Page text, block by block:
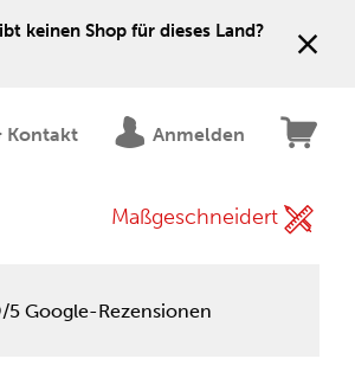
keinen Shop für dieses Land?
Kontakt Anmelden
Maßgeschneidert
5 Google-Rezensionen